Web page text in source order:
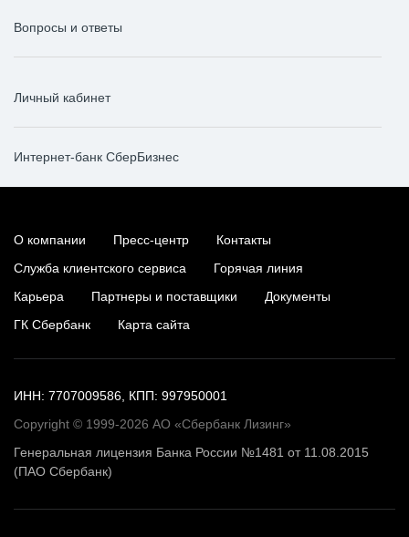
Вопросы и ответы
Личный кабинет
Интернет-банк СберБизнес
О компании Пресс-центр
Контакты
Служба клиентского сервиса
Горячая линия
Карьера
Партнеры и поставщики
Документы
ГК Сбербанк
Карта сайта
ИНН: 7707009586, КПП: 997950001
Copyright © 1999-2026 АО «Сбербанк Лизинг»
Генеральная лицензия Банка России №1481 от 11.08.2015
(ПАО Сбербанк)